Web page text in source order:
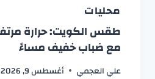
محليات
طقس الكويت: حرارة
مع ضباب خفيف مساءً
علي العجمي أغسطس 9, 2026